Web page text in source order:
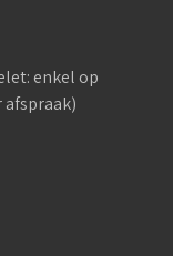
enkel op
afspraak)